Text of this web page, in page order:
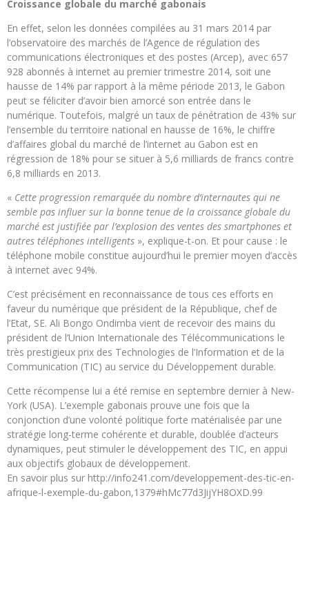
Croissance globale du marché gabonais
En effet, selon les données compilées au 31 mars 2014 par
l’observatoire des marchés de l’Agence de régulation des
communications électroniques et des postes (Arcep), avec 657
928 abonnés à internet au premier trimestre 2014, soit une
hausse de 14% par rapport à la même période 2013, le Gabon
peut se féliciter d’avoir bien amorcé son entrée dans le
numérique. Toutefois, malgré un taux de pénétration de 43% sur
l’ensemble du territoire national en hausse de 16%, le chiffre
d’affaires global du marché de l’internet au Gabon est en
régression de 18% pour se situer à 5,6 milliards de francs contre
6,8 milliards en 2013.
« Cette progression remarquée du nombre d’internautes qui ne
semble pas influer sur la bonne tenue de la croissance globale du
marché est justifiée par l’explosion des ventes des smartphones et
autres téléphones intelligents », explique-t-on. Et pour cause : le
téléphone mobile constitue aujourd’hui le premier moyen d’accès
à internet avec 94%.
C’est précisément en reconnaissance de tous ces efforts en
faveur du numérique que président de la République, chef de
l’Etat, SE. Ali Bongo Ondimba vient de recevoir des mains du
président de l’Union Internationale des Télécommunications le
très prestigieux prix des Technologies de l’Information et de la
Communication (TIC) au service du Développement durable.
Cette récompense lui a été remise en septembre dernier à New-
York (USA). L’exemple gabonais prouve une fois que la
conjonction d’une volonté politique forte matérialisée par une
stratégie long-terme cohérente et durable, doublée d’acteurs
dynamiques, peut stimuler le développement des TIC, en appui
aux objectifs globaux de développement.
En savoir plus sur http://info241.com/developpement-des-tic-en-
afrique-l-exemple-du-gabon,1379#hMc77d3JijYH8OXD.99